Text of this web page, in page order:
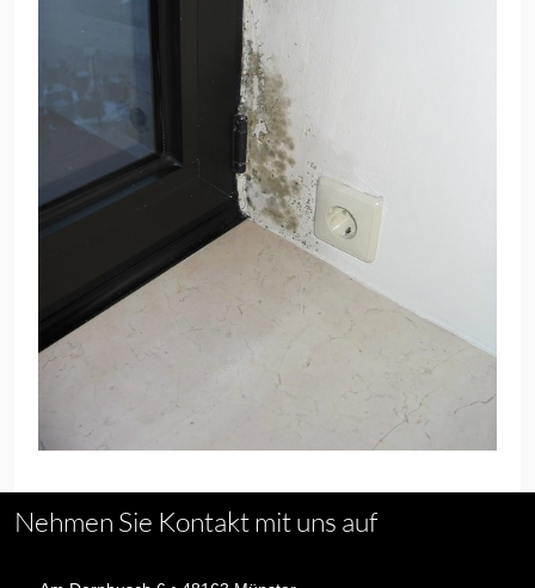
Nehmen Sie Kontakt mit uns auf